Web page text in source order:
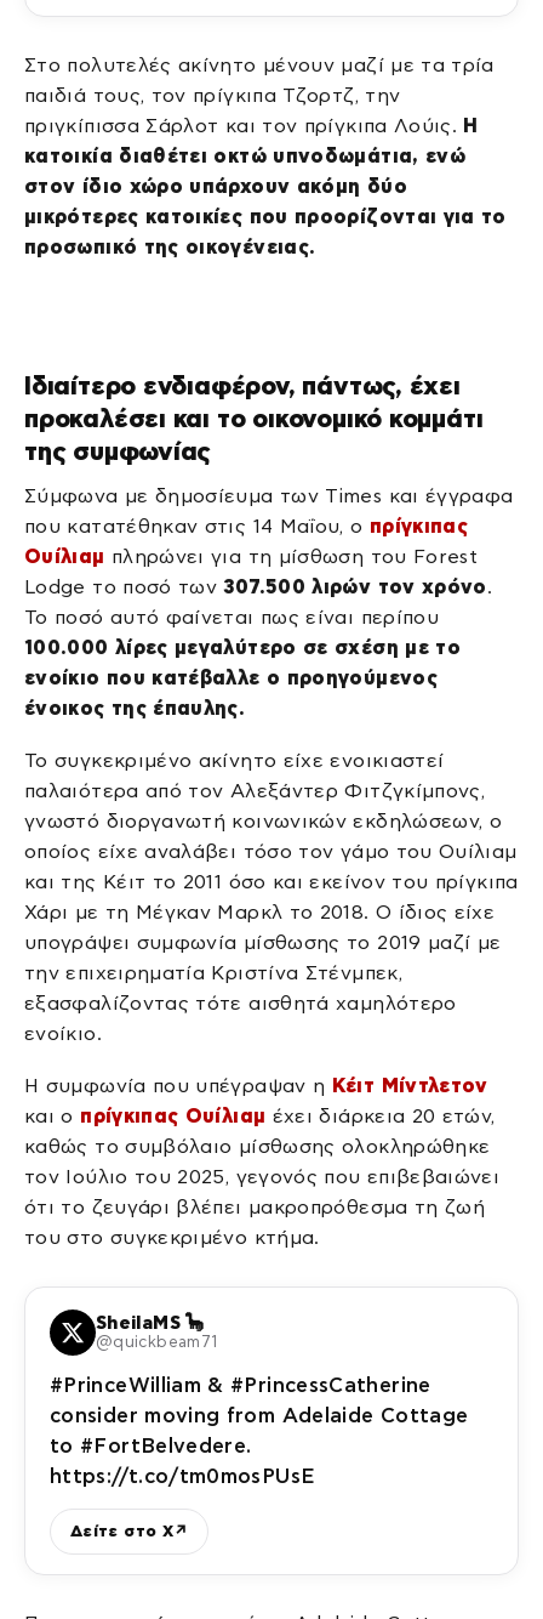
Στο πολυτελές ακίνητο μένουν μαζί με τα τρία
παιδιά τους, τον πρίγκιπα Τζορτζ, την
πριγκίπισσα Σάρλοτ και τον πρίγκιπα Λούις. Η
κατοικία διαθέτει οκτώ υπνοδωμάτια, ενώ
στον ίδιο χώρο υπάρχουν ακόμη δύο
μικρότερες κατοικίες που προορίζονται για το
προσωπικό της οικογένειας.
Ιδιαίτερο ενδιαφέρον, πάντως, έχει
προκαλέσει και το οικονομικό κομμάτι
της συμφωνίας
Σύμφωνα με δημοσίευμα των Times και έγγραφα
που κατατέθηκαν στις 14 Μαΐου, ο πρίγκιπας
Ουίλιαμ πληρώνει για τη μίσθωση του Forest
Lodge το ποσό των307.500 λιρών τον χρόνο.
Το ποσό αυτό φαίνεται πως είναι περίπου
100.000 λίρες μεγαλύτερο σε σχέση με το
ενοίκιο που κατέβαλλε ο προηγούμενος
ένοικος της έπαυλης.
Το συγκεκριμένο ακίνητο είχε ενοικιαστεί
παλαιότερα από τον Αλεξάντερ Φιτζγκίμπονς,
γνωστό διοργανωτή κοινωνικών εκδηλώσεων, ο
οποίος είχε αναλάβει τόσο τον γάμο του Ουίλιαμ
και της Κέιτ το 2011 όσο και εκείνον του πρίγκιπα
Χάρι με τη Μέγκαν Μαρκλ το 2018. Ο ίδιος είχε
υπογράψει συμφωνία μίσθωσης το 2019 μαζί με
την επιχειρηματία Κριστίνα Στένμπεκ,
εξασφαλίζοντας τότε αισθητά χαμηλότερο
ενοίκιο.
Η συμφωνία που υπέγραψαν η Κέιτ Μίντλετον
και ο πρίγκιπας Ουίλιαμ έχει διάρκεια 20 ετών,
καθώς το συμβόλαιο μίσθωσης ολοκληρώθηκε
τον Ιούλιο του 2025, γεγονός που επιβεβαιώνει
ότι το ζευγάρι βλέπει μακροπρόθεσμα τη ζωή
του στο συγκεκριμένο κτήμα.
SheilaMS 🦕
@quickbeam71
#PrinceWilliam & #PrincessCatherine
consider moving from Adelaide Cottage
to #FortBelvedere.
https://t.co/tm0mosPUsE
Δείτε στο X↗